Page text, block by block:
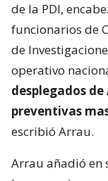
de la PDI,
funcionarios de
de
operativo
desplegados
preventivas
escribió Arrau.
Arrau añadió en